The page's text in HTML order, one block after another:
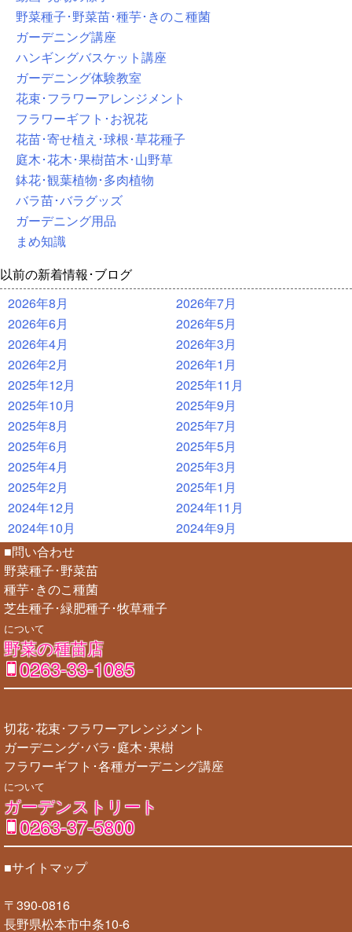
野菜種子･野菜苗･種芋･きのこ種菌
ガーデニング講座
ハンギングバスケット講座
ガーデニング体験教室
花束･フラワーアレンジメント
フラワーギフト･お祝花
花苗･寄せ植え･球根･草花種子
庭木･花木･果樹苗木･山野草
鉢花･観葉植物･多肉植物
バラ苗･バラグッズ
ガーデニング用品
まめ知識
以前の新着情報･ブログ
2026年8月
2026年7月
2026年6月
2026年5月
2026年4月
2026年3月
2026年2月
2026年1月
2025年12月
2025年11月
2025年10月
2025年9月
2025年8月
2025年7月
2025年6月
2025年5月
2025年4月
2025年3月
2025年2月
2025年1月
2024年12月
2024年11月
2024年10月
2024年9月
■問い合わせ
野菜種子･野菜苗
種芋･きのこ種菌
芝生種子･緑肥種子･牧草種子
について
野菜の種苗店
0263-33-1085
切花･花束･フラワーアレンジメント
ガーデニング･バラ･庭木･果樹
フラワーギフト･各種ガーデニング講座
について
ガーデンストリート
0263-37-5800
■サイトマップ
〒390-0816
長野県松本市中条10-6